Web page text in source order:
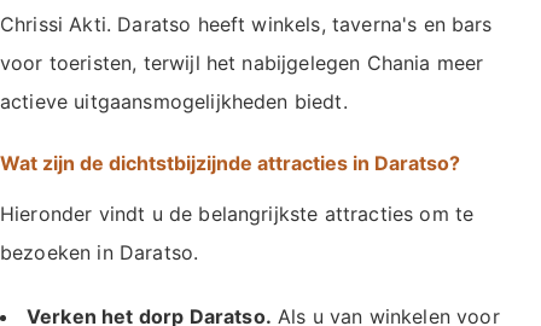
Chrissi Akti. Daratso heeft winkels, taverna's en bars
voor toeristen, terwijl het nabijgelegen Chania meer
actieve uitgaansmogelijkheden biedt.
Wat zijn de dichtstbijzijnde attracties in Daratso?
Hieronder vindt u de belangrijkste attracties om te
bezoeken in Daratso.
Verken het dorp Daratso. Als u van winkelen voor